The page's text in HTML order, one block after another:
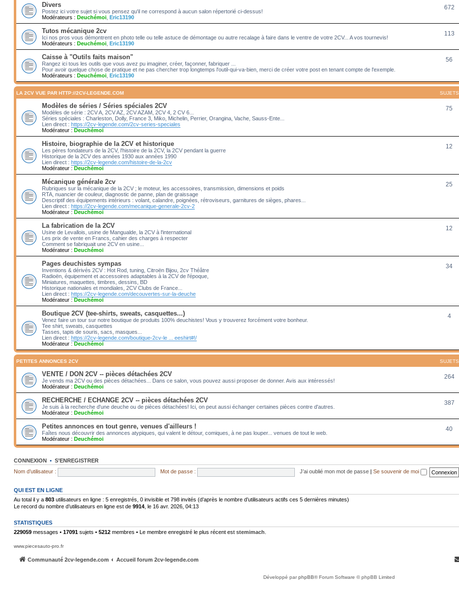
Divers
Postez ici votre sujet si vous pensez qu'il ne correspond à aucun salon répertorié ci-dessus!
Modérateurs : Deuchémoi, Eric13190
672
Tutos mécanique 2cv
Ici nos pros vous démontrent en photo telle ou telle astuce de démontage ou autre recalage à faire dans le ventre de votre 2CV... A vos tournevis!
Modérateurs : Deuchémoi, Eric13190
113
Caisse à "Outils faits maison"
Rangez ici tous les outils que vous avez pu imaginer, créer, façonner, fabriquer ...
Pour avoir quelque chose de pratique et ne pas chercher trop longtemps l'outil-qui-va-bien, merci de créer votre post en tenant compte de l'exemple.
Modérateurs : Deuchémoi, Eric13190
56
LA 2CV VUE PAR HTTP://2CV-LEGENDE.COM SUJETS
Modèles de séries / Séries spéciales 2CV
Modèles de série : 2CV A, 2CV AZ, 2CV AZAM, 2CV 4, 2 CV 6...
Séries spéciales : Charleston, Dolly, France 3, Miko, Michelin, Perrier, Orangina, Vache, Sauss-Ente...
Lien direct : https://2cv-legende.com/2cv-series-speciales
Modérateur : Deuchémoi
75
Histoire, biographie de la 2CV et historique
Les pères fondateurs de la 2CV, l'histoire de la 2CV, la 2CV pendant la guerre
Historique de la 2CV des années 1930 aux années 1990
Lien direct : https://2cv-legende.com/histoire-de-la-2cv
Modérateur : Deuchémoi
12
Mécanique générale 2cv
Rubriques sur la mécanique de la 2CV ; le moteur, les accessoires, transmission, dimensions et poids
RTA, nuancier de couleur, diagnostic de panne, plan de graissage
Descriptif des équipements intérieurs : volant, calandre, poignées, rétroviseurs, garnitures de sièges, phares...
Lien direct : https://2cv-legende.com/mecanique-generale-2cv-2
Modérateur : Deuchémoi
25
La fabrication de la 2CV
Usine de Levallois, usine de Mangualde, la 2CV à l'international
Les prix de vente en Francs, cahier des charges à respecter
Comment se fabriquait une 2CV en usine...
Modérateur : Deuchémoi
12
Pages deuchistes sympas
Inventions & dérivés 2CV : Hot Rod, tuning, Citroën Bijou, 2cv Théâtre
Radioën, équipement et accessoires adaptables à la 2CV de l'époque,
Miniatures, maquettes, timbres, dessins, BD
Historique nationales et mondiales, 2CV Clubs de France...
Lien direct : https://2cv-legende.com/decouvertes-sur-la-deuche
Modérateur : Deuchémoi
34
Boutique 2CV (tee-shirts, sweats, casquettes...)
Venez faire un tour sur notre boutique de produits 100% deuchistes! Vous y trouverez forcément votre bonheur.
Tee shirt, sweats, casquettes
Tasses, tapis de souris, sacs, masques...
Lien direct : https://2cv-legende.com/boutique-2cv-le ... eeshirt#!/
Modérateur : Deuchémoi
4
PETITES ANNONCES 2CV SUJETS
VENTE / DON 2CV -- pièces détachées 2CV
Je vends ma 2CV ou des pièces détachées... Dans ce salon, vous pouvez aussi proposer de donner. Avis aux intéressés!
Modérateur : Deuchémoi
264
RECHERCHE / ECHANGE 2CV -- pièces détachées 2CV
Je suis à la recherche d'une deuche ou de pièces détachées! Ici, on peut aussi échanger certaines pièces contre d'autres.
Modérateur : Deuchémoi
387
Petites annonces en tout genre, venues d'ailleurs !
Faîtes nous découvrir des annonces atypiques, qui valent le détour, comiques, à ne pas louper... venues de tout le web.
Modérateur : Deuchémoi
40
CONNEXION• S’ENREGISTRER
Nom d’utilisateur :
Mot de passe : J’ai oublié mon mot de passe Se souvenir de moi
QUI EST EN LIGNE
Au total il y a 803utilisateurs en ligne : 5 enregistrés, 0 invisible et 798 invités (d’après le nombre d’utilisateurs actifs ces 5 dernières minutes)
Le record du nombre d’utilisateurs en ligne est de 9914, le 16 avr. 2026, 04:13
STATISTIQUES
229059messages • 17091sujets • 5212membres • Le membre enregistré le plus récent est stemimach
www.piecesauto-pro.fr
Communauté 2cv-legende.com Accueil forum 2cv-legende.com
Développé parphpBB® Forum Software © phpBB Limited